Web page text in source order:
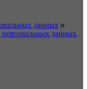
данных и
персональных данных.